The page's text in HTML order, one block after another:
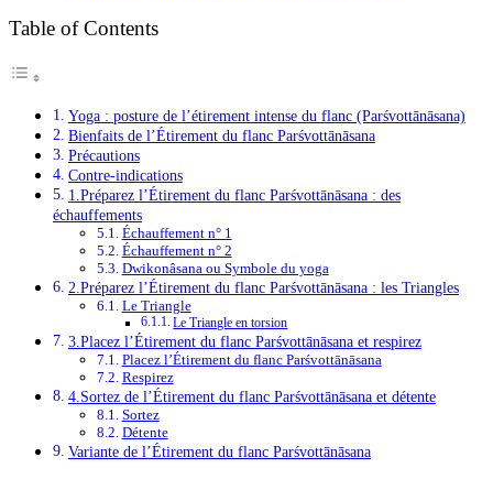
Table of Contents
Yoga : posture de l’étirement intense du flanc (Parśvottānāsana)
Bienfaits de l’Étirement du flanc Parśvottānāsana
Précautions
Contre-indications
1.Préparez l’Étirement du flanc Parśvottānāsana : des
échauffements
Échauffement n° 1
Échauffement n° 2
Dwikonâsana ou Symbole du yoga
2.Préparez l’Étirement du flanc Parśvottānāsana : les Triangles
Le Triangle
Le Triangle en torsion
3.Placez l’Étirement du flanc Parśvottānāsana et respirez
Placez l’Étirement du flanc Parśvottānāsana
Respirez
4.Sortez de l’Étirement du flanc Parśvottānāsana et détente
Sortez
Détente
Variante de l’Étirement du flanc Parśvottānāsana